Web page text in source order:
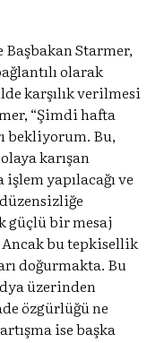
Başbakan Starmer,
olarak
karşılık verilmesi
“Şimdi hafta
bekliyorum. Bu,
karışan
yapılacağı ve
güçlü bir mesaj
bu tepkisellik
doğurmakta. Bu
üzerinden
özgürlüğü ne
ise başka